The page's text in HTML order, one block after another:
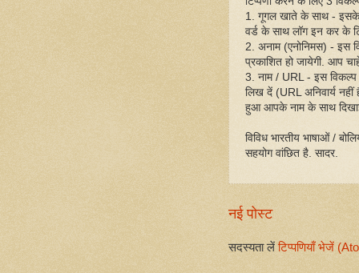
1. गूगल खाते के साथ -
वर्ड के साथ लॉग इन कर के
2. अनाम (एनोनिमस) - इस
प्रकाशित हो जायेगी. आप
3. नाम / URL - इस
लिख दें (URL अनिवार्य
हुआ आपके नाम के साथ
विविध भारतीय भाषाओं /
सहयोग वांछित है. सादर.
नई पोस्ट
सदस्यता लेंटिप्पणियाँ भेजें